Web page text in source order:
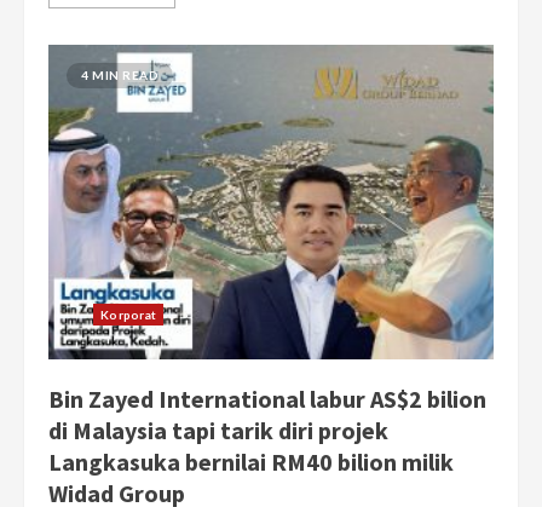
4 MIN READ
Korporat
Bin Zayed International labur AS$2 bilion
di Malaysia tapi tarik diri projek
Langkasuka bernilai RM40 bilion milik
Widad Group